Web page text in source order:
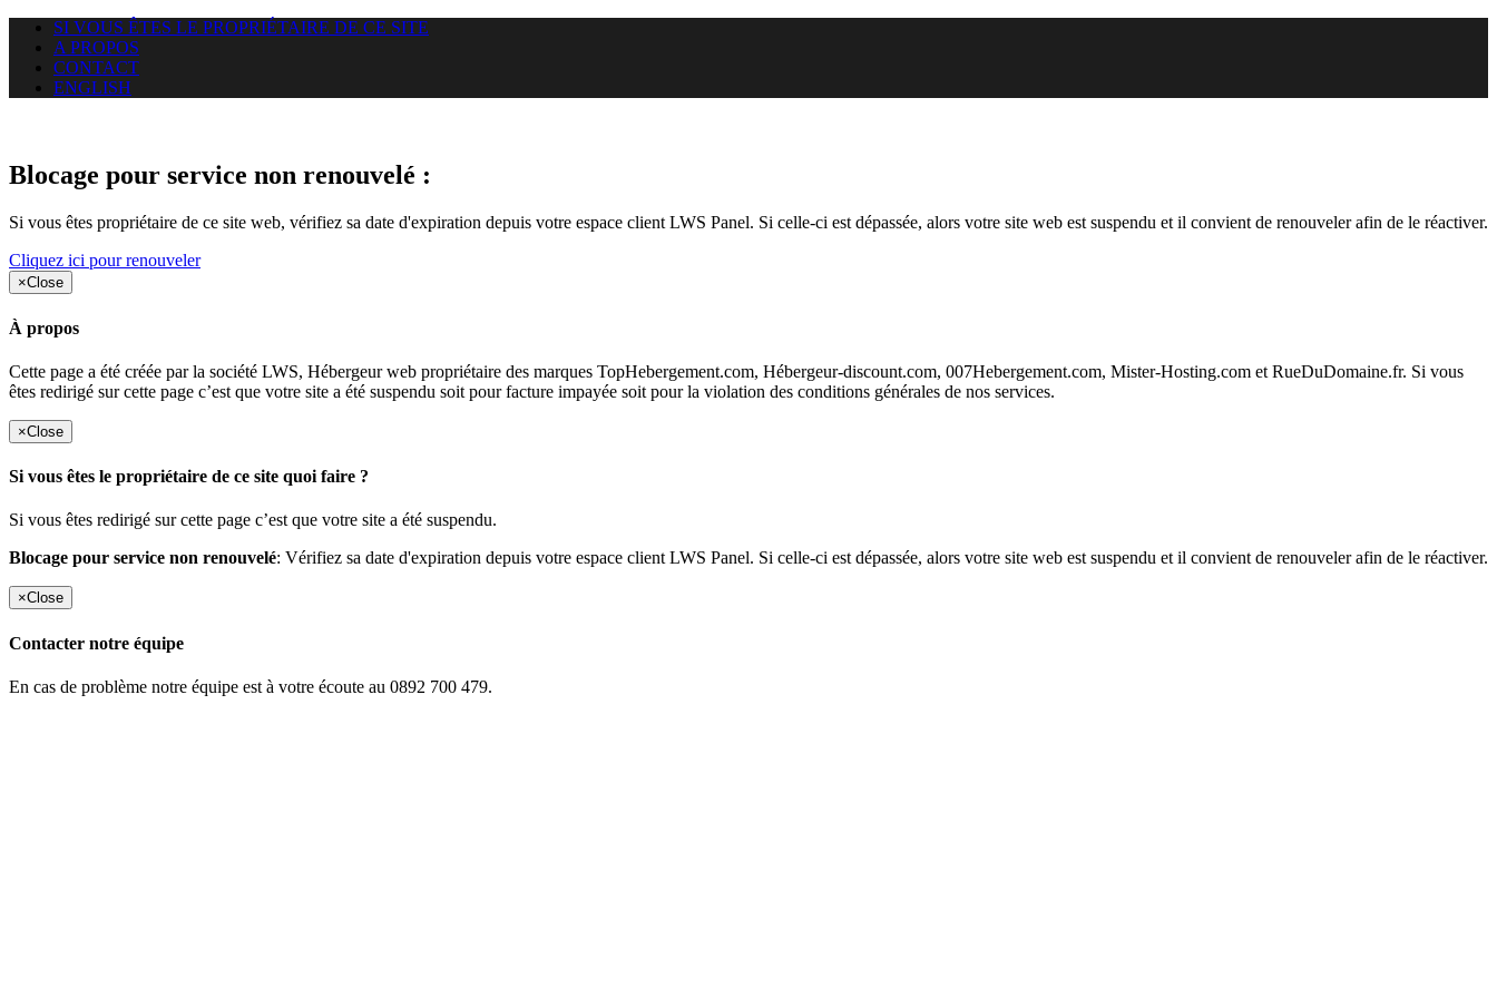
SI VOUS ÊTES LE PROPRIÉTAIRE DE CE SITE
A PROPOS
CONTACT
ENGLISH
Blocage pour service non renouvelé :
Si vous êtes propriétaire de ce site web, vérifiez sa date d'expiration depuis votre espace client LWS Panel. Si celle-ci est dépassée, alors votre site web est suspendu et il convient de renouveler afin de le réactiver.
Cliquez ici pour renouveler
×Close
À propos
Cette page a été créée par la société LWS, Hébergeur web propriétaire des marques TopHebergement.com, Hébergeur-discount.com, 007Hebergement.com, Mister-Hosting.com et RueDuDomaine.fr. Si vous
êtes redirigé sur cette page c’est que votre site a été suspendu soit pour facture impayée soit pour la violation des conditions générales de nos services.
×Close
Si vous êtes le propriétaire de ce site quoi faire ?
Si vous êtes redirigé sur cette page c’est que votre site a été suspendu.
Blocage pour service non renouvelé: Vérifiez sa date d'expiration depuis votre espace client LWS Panel. Si celle-ci est dépassée, alors votre site web est suspendu et il convient de renouveler afin de le réactiver.
×Close
Contacter notre équipe
En cas de problème notre équipe est à votre écoute au 0892 700 479.